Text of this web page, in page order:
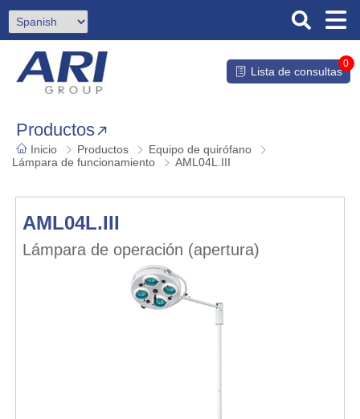
Lista de consultas
0
Productos
Inicio Productos
Equipo de quirófano
Lámpara de funcionamiento
AML04L.III
AML04L.III
Lámpara de operación (apertura)